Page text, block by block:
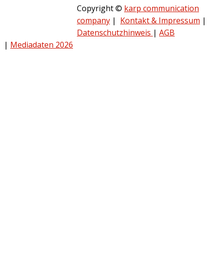
Copyright © karp communication
company | Kontakt & Impressum |
Datenschutzhinweis | AGB
| Mediadaten 2026